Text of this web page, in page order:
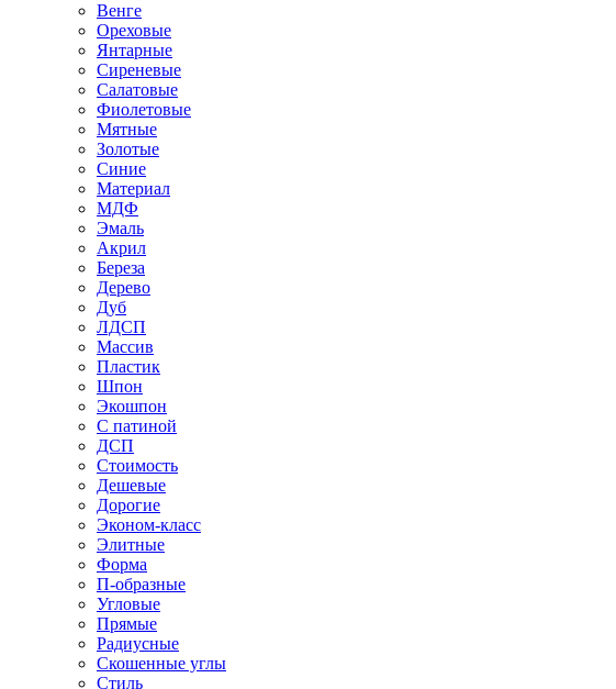
Венге
Ореховые
Янтарные
Сиреневые
Салатовые
Фиолетовые
Мятные
Золотые
Синие
Материал
МДФ
Эмаль
Акрил
Береза
Дерево
Дуб
ЛДСП
Массив
Пластик
Шпон
Экошпон
С патиной
ДСП
Стоимость
Дешевые
Дорогие
Эконом-класс
Элитные
Форма
П-образные
Угловые
Прямые
Радиусные
Скошенные углы
Стиль